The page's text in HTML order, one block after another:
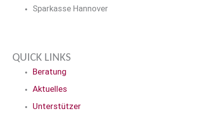
Sparkasse Hannover
QUICK LINKS
Beratung
Aktuelles
Unterstützer